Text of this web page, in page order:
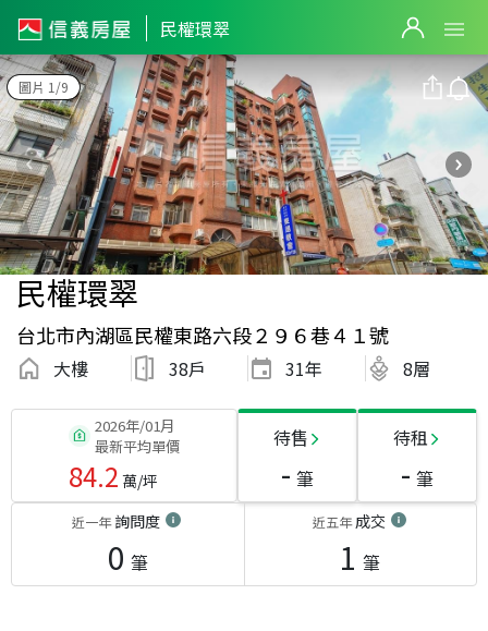
民權環翠
圖片 1/9
民權環翠
台北市內湖區民權東路六段２９６巷４１號
大樓 38戶 31年 8層
2026年/01月
最新平均單價
84.2 萬/坪
待售
- 筆
待租
- 筆
近一年詢問度
0 筆
近五年成交
1 筆